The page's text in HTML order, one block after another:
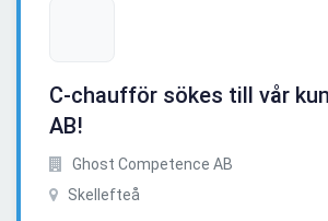
C-chaufför sökes till vår
AB!
Ghost Competence AB
Skellefteå